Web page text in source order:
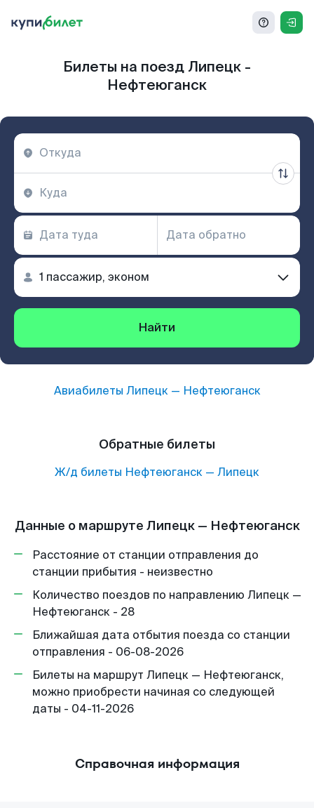
Билеты на поезд Липецк -
Нефтеюганск
Найти
Авиабилеты Липецк— Нефтеюганск
Обратные билеты
Ж/д билеты Нефтеюганск — Липецк
Данные о маршруте Липецк — Нефтеюганск
Расстояние от станции отправления до
станции прибытия - неизвестно
Количество поездов по направлению Липецк —
Нефтеюганск - 28
Ближайшая дата отбытия поезда со станции
отправления - 06-08-2026
Билеты на маршрут Липецк — Нефтеюганск,
можно приобрести начиная со следующей
даты - 04-11-2026
Справочная информация